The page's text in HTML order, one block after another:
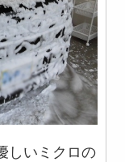
しいミクロの